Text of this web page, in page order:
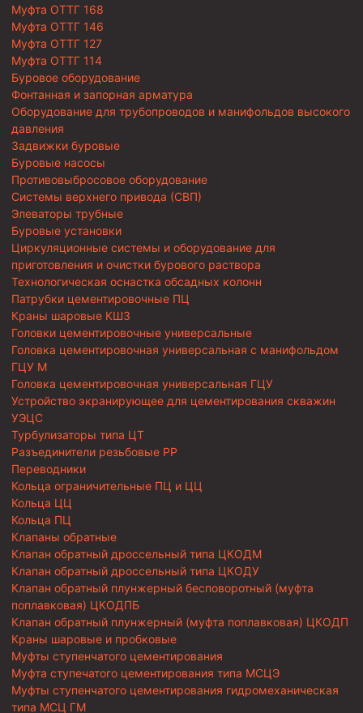
Муфта ОТТГ 168
Муфта ОТТГ 146
Муфта ОТТГ 127
Муфта ОТТГ 114
Буровое оборудование
Фонтанная и запорная арматура
Оборудование для трубопроводов и манифольдов высокого
давления
Задвижки буровые
Буровые насосы
Противовыбросовое оборудование
Системы верхнего привода (СВП)
Элеваторы трубные
Буровые установки
Циркуляционные системы и оборудование для
приготовления и очистки бурового раствора
Технологическая оснастка обсадных колонн
Патрубки цементировочные ПЦ
Краны шаровые КШЗ
Головки цементировочные универсальные
Головка цементировочная универсальная с манифольдом
ГЦУ М
Головка цементировочная универсальная ГЦУ
Устройство экранирующее для цементирования скважин
УЭЦС
Турбулизаторы типа ЦТ
Разъединители резьбовые РР
Переводники
Кольца ограничительные ПЦ и ЦЦ
Кольца ЦЦ
Кольца ПЦ
Клапаны обратные
Клапан обратный дроссельный типа ЦКОДМ
Клапан обратный дроссельный типа ЦКОДУ
Клапан обратный плунжерный бесповоротный (муфта
поплавковая) ЦКОДПБ
Клапан обратный плунжерный (муфта поплавковая) ЦКОДП
Краны шаровые и пробковые
Муфты ступенчатого цементирования
Муфта ступечатого цементирования типа МСЦЭ
Муфты ступенчатого цементирования гидромеханическая
типа МСЦ ГМ